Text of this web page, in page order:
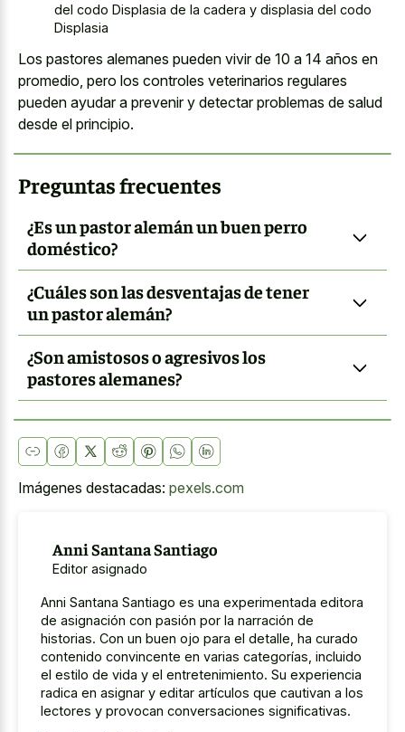
del codo Displasia de la cadera y displasia del codo
Displasia
Los pastores alemanes pueden vivir de 10 a 14 años en
promedio, pero los controles veterinarios regulares
pueden ayudar a prevenir y detectar problemas de salud
desde el principio.
Preguntas frecuentes
¿Es un pastor alemán un buen perro
doméstico?
¿Cuáles son las desventajas de tener
un pastor alemán?
¿Son amistosos o agresivos los
pastores alemanes?
Imágenes destacadas: pexels.com
Anni Santana Santiago
Editor asignado
Anni Santana Santiago es una experimentada editora
de asignación con pasión por la narración de
historias. Con un buen ojo para el detalle, ha curado
contenido convincente en varias categorías, incluido
el estilo de vida y el entretenimiento. Su experiencia
radica en asignar y editar artículos que cautivan a los
lectores y provocan conversaciones significativas.